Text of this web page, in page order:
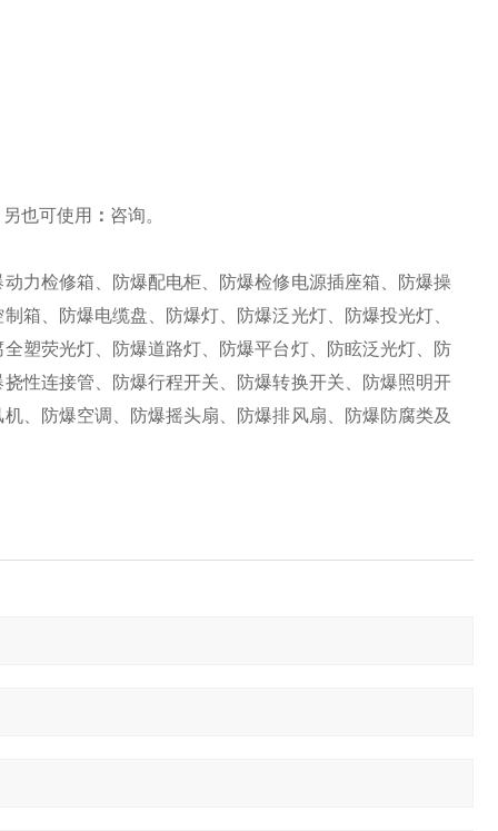
也可使用 ： 咨询。
力检修箱、防爆配电柜、防爆检修电源插座箱、防爆操
箱、防爆电缆盘、防爆灯、防爆泛光灯、防爆投光灯、
塑荧光灯、防爆道路灯、防爆平台灯、防眩泛光灯、防
性连接管、防爆行程开关、防爆转换开关、防爆照明开
、防爆空调、防爆摇头扇、防爆排风扇、防爆防腐类及